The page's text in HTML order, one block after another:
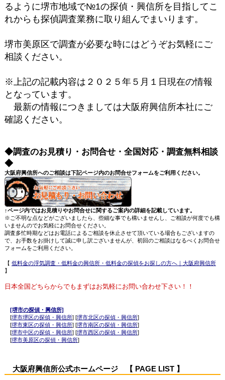
るように堺市地域で№1の探偵・興信所を目指してこ
れからも探偵調査業務に取り組んでまいります。
堺市美原区で調査が必要な時にはどうぞお気軽にご
相談ください。
※上記の記載内容は２０２５年５月１日現在の情報
となっています。
最新の情報につきましては大阪府興信所本社にご
確認ください。
◆調査のお見積り・お問合せ・全国対応・調査無料相談
◆
大阪府興信所へのご相談は下記ページ内のお問合せフォームをご利用ください。
↑ページ内ではお見積りやお問合せに関するご案内の詳細を記載しています。
※ご不明な点などがございましたら、些細な事でも構いませんし、ご相談が何度でも構
いませんのでお気軽にお問合せください。
調査多忙時期などはお電話によるご相談を休止させて頂いている場合もございますの
で、お手数をお掛けして誠に申し訳ございませんが、初回のご相談はなるべくお問合せ
フォームをご利用ください。
【 低料金の浮気調査・低料金の興信所・低料金の探偵をお探しの方へ｜大阪府興信所
】
日本全国どちらからでもまずはお気軽にお問い合わせ下さい！！
[堺市の探偵・興信所]
[堺市堺区の探偵・興信所] [堺市北区の探偵・興信所]
[堺市東区の探偵・興信所] [堺市南区の探偵・興信所]
[堺市中区の探偵・興信所] [堺市西区の探偵・興信所]
[堺市美原区の探偵・興信所]
大阪府興信所公式ホームページ 【 PAGE LIST 】